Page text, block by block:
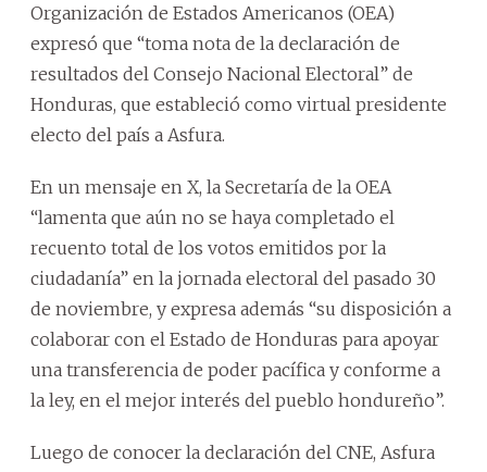
Organización de Estados Americanos (OEA)
expresó que “toma nota de la declaración de
resultados del Consejo Nacional Electoral” de
Honduras, que estableció como virtual presidente
electo del país a Asfura.
En un mensaje en X, la Secretaría de la OEA
“lamenta que aún no se haya completado el
recuento total de los votos emitidos por la
ciudadanía” en la jornada electoral del pasado 30
de noviembre, y expresa además “su disposición a
colaborar con el Estado de Honduras para apoyar
una transferencia de poder pacífica y conforme a
la ley, en el mejor interés del pueblo hondureño”.
Luego de conocer la declaración del CNE, Asfura